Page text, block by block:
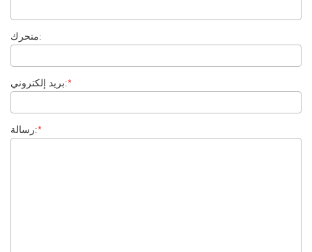
متحرك:
بريد إلكتروني:*
رسالة:*